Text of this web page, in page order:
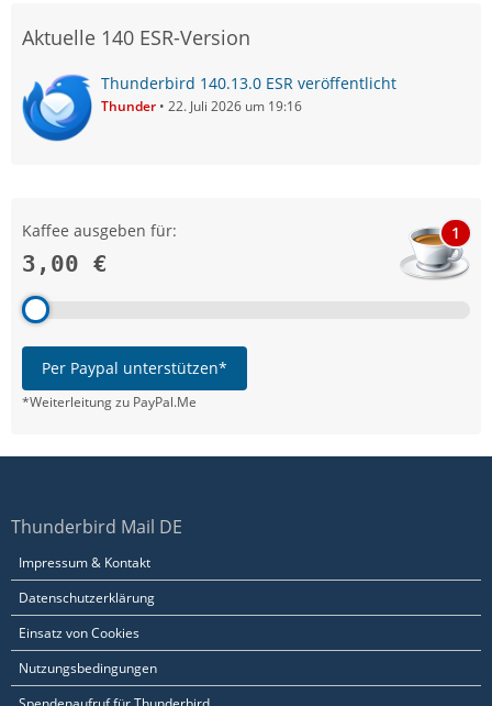
Aktuelle 140 ESR-Version
Thunderbird 140.13.0 ESR veröffentlicht
Thunder 22. Juli 2026 um 19:16
Kaffee ausgeben für:
3,00 €
1
Per Paypal unterstützen*
*Weiterleitung zu PayPal.Me
Thunderbird Mail DE
Impressum & Kontakt
Datenschutzerklärung
Einsatz von Cookies
Nutzungsbedingungen